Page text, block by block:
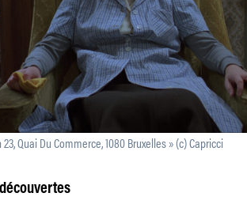
Quai Du Commerce, 1080 Bruxelles » (c) Capricci